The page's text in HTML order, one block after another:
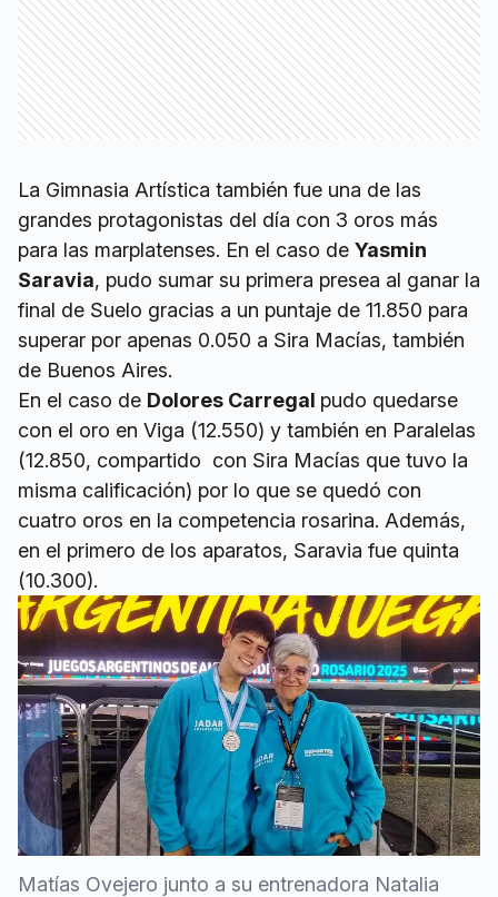
La Gimnasia Artística también fue una de las
grandes protagonistas del día con 3 oros más
para las marplatenses. En el caso de Yasmin
Saravia, pudo sumar su primera presea al ganar la
final de Suelo gracias a un puntaje de 11.850 para
superar por apenas 0.050 a Sira Macías, también
de Buenos Aires.
En el caso de Dolores Carregal pudo quedarse
con el oro en Viga (12.550) y también en Paralelas
(12.850, compartido con Sira Macías que tuvo la
misma calificación) por lo que se quedó con
cuatro oros en la competencia rosarina. Además,
en el primero de los aparatos, Saravia fue quinta
(10.300).
Matías Ovejero junto a su entrenadora Natalia